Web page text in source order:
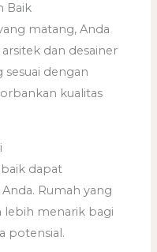
Baik
matang, Anda
dan desainer
sesuai dengan
kualitas
dapat
Rumah yang
lebih menarik bagi
potensial.